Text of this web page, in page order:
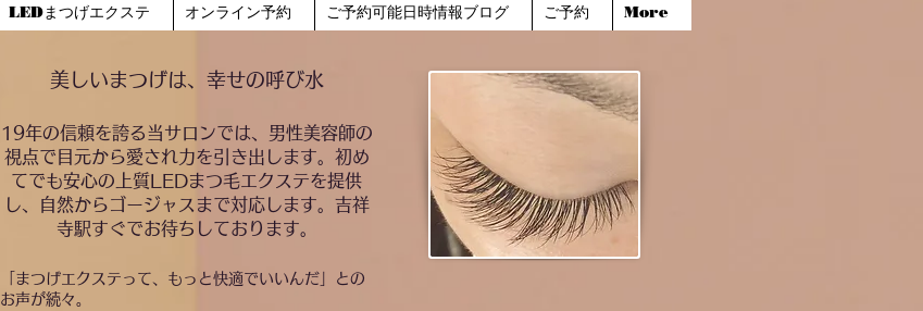
LEDまつげエクステ オンライン予約 ご予約可能日時情報ブログ ご予約 More
​美しいまつげは、幸せの呼び水
19年の信頼を誇る当サロンでは、男性美容師の
視点で目元から愛され力を引き出します。初め
てでも安心の上質LEDまつ毛エクステを提供
し、自然からゴージャスまで対応します。吉祥
寺駅すぐでお待ちしております。
「まつげエクステって、もっと快適でいいんだ」との
お声が続々。